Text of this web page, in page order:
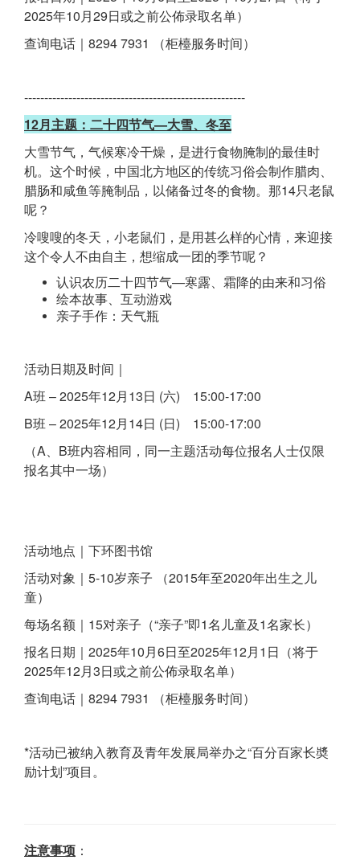
2025年10月29日或之前公佈录取名单）
查询电话｜8294 7931 （柜檯服务时间）
-------------------------------------------------------
12月主题：二十四节气—大雪、冬至
大雪节气，气候寒冷干燥，是进行食物腌制的最佳时
机。这个时候，中国北方地区的传统习俗会制作腊肉、
腊肠和咸鱼等腌制品，以储备过冬的食物。那14只老鼠
呢？
冷嗖嗖的冬天，小老鼠们，是用甚么样的心情，来迎接
这个令人不由自主，想缩成一团的季节呢？
认识农历二十四节气—寒露、霜降的由来和习俗
绘本故事、互动游戏
亲子手作：天气瓶
活动日期及时间｜
A班 – 2025年12月13日 (六) 15:00-17:00
B班 – 2025年12月14日 (日) 15:00-17:00
（A、B班内容相同，同一主题活动每位报名人士仅限
报名其中一场）
活动地点｜下环图书馆
活动对象｜5-10岁亲子 （2015年至2020年出生之儿
童）
每场名额｜15对亲子（“亲子”即1名儿童及1名家长）
报名日期｜2025年10月6日至2025年12月1日（将于
2025年12月3日或之前公佈录取名单）
查询电话｜8294 7931 （柜檯服务时间）
*活动已被纳入教育及青年发展局举办之“百分百家长奬
励计划”项目。
注意事项 ：